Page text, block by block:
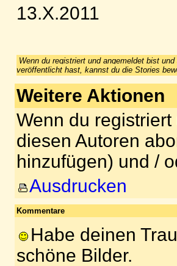
13.X.2011
Wenn du registriert und angemeldet bist
veröffentlicht hast, kannst du die Stories
Weitere Aktionen
Wenn du
diesen Autoren
hinzufügen) und /
Ausdrucken
Kommentare
Habe deinen
schöne Bilder.